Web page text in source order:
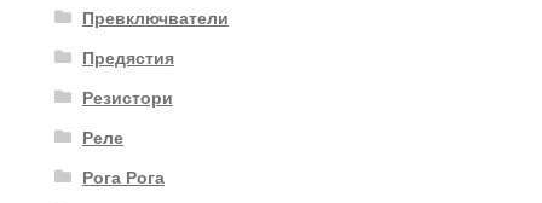
Превключватели
Предястия
Резистори
Реле
Рога Рога